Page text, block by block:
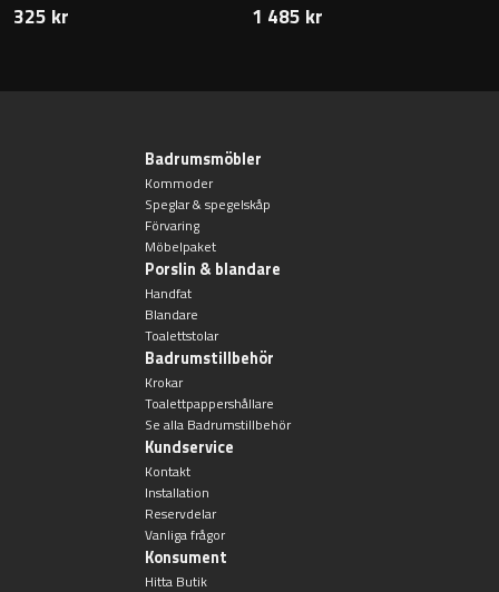
325 kr 1 485 kr
Badrumsmöbler
Kommoder
Speglar & spegelskåp
Förvaring
Möbelpaket
Porslin & blandare
Handfat
Blandare
Toalettstolar
Badrumstillbehör
Krokar
Toalettpappershållare
Se alla Badrumstillbehör
Kundservice
Kontakt
Installation
Reservdelar
Vanliga frågor
Konsument
Hitta Butik